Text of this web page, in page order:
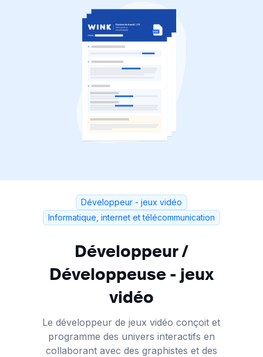
Développeur - jeux vidéo
Informatique, internet et télécommunication
Développeur /
Développeuse - jeux
vidéo
Le développeur de jeux vidéo conçoit et
programme des univers interactifs en
collaborant avec des graphistes et des